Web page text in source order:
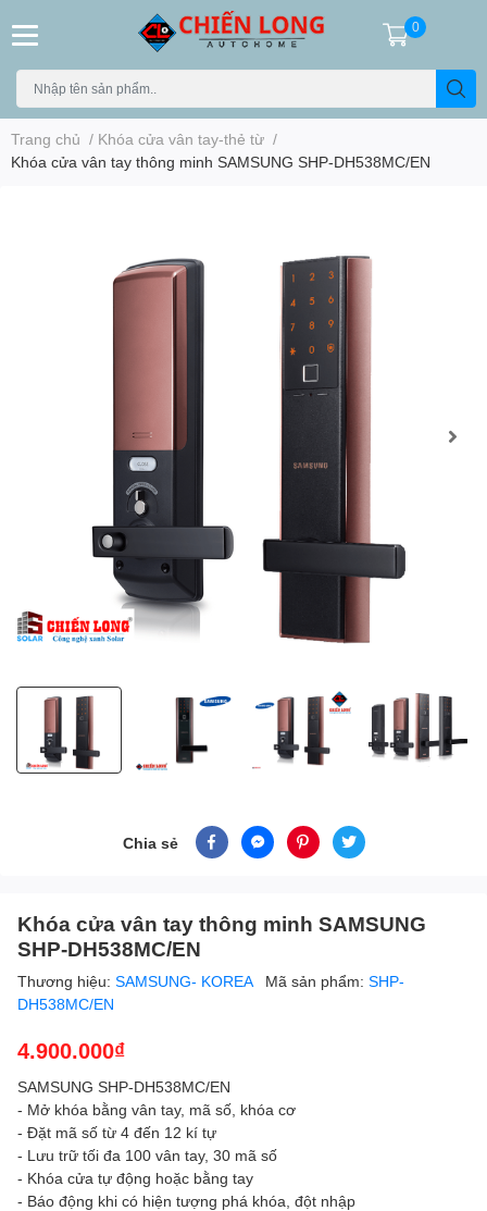
0
Trang chủ / Khóa cửa vân tay-thẻ từ /
Khóa cửa vân tay thông minh SAMSUNG SHP-DH538MC/EN
Chia sẻ
Khóa cửa vân tay thông minh SAMSUNG
SHP-DH538MC/EN
Thương hiệu: SAMSUNG- KOREA Mã sản phẩm: SHP-
DH538MC/EN
4.900.000₫
SAMSUNG SHP-DH538MC/EN
- Mở khóa bằng vân tay, mã số, khóa cơ
- Đặt mã số từ 4 đến 12 kí tự
- Lưu trữ tối đa 100 vân tay, 30 mã số
- Khóa cửa tự động hoặc bằng tay
- Báo động khi có hiện tượng phá khóa, đột nhập